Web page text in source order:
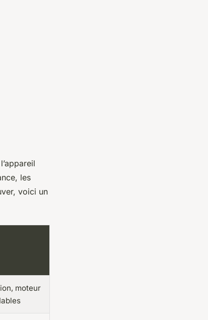
les
voici un
moteur